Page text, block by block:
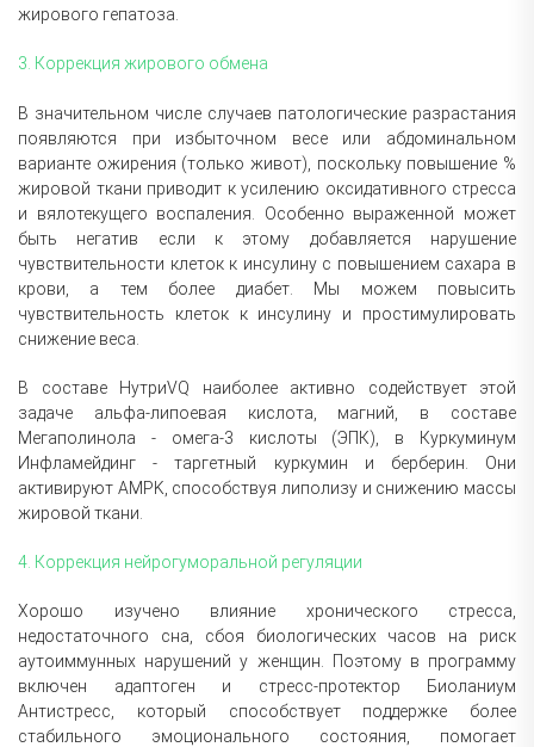
жирового гепатоза.
3. Коррекция жирового обмена
В значительном числе случаев патологические разрастания
появляются при избыточном весе или абдоминальном
варианте ожирения (только живот), поскольку повышение %
жировой ткани приводит к усилению оксидативного стресса
и вялотекущего воспаления. Особенно выраженной может
быть негатив если к этому добавляется нарушение
чувствительности клеток к инсулину с повышением сахара в
крови, а тем более диабет. Мы можем повысить
чувствительность клеток к инсулину и простимулировать
снижение веса.
В составе НутриVQ наиболее активно содействует этой
задаче альфа-липоевая кислота, магний, в составе
Мегаполинола - омега-3 кислоты (ЭПК), в Куркуминум
Инфламейдинг - таргетный куркумин и берберин. Они
активируют AMPK, способствуя липолизу и снижению массы
жировой ткани.
4. Коррекция нейрогуморальной регуляции
Хорошо изучено влияние хронического стресса,
недостаточного сна, сбоя биологических часов на риск
аутоиммунных нарушений у женщин. Поэтому в программу
включен адаптоген и стресс-протектор Биоланиум
Антистресс, который способствует поддержке более
стабильного эмоционального состояния, помогает